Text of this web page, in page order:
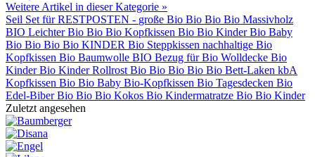
Weitere Artikel in dieser Kategorie »
Seil Set fürRESTPOSTEN - große Bio Bio Bio Bio Massivholz
BIO Leichter Bio Bio Bio Kopfkissen Bio Bio KinderBio Baby
Bio Bio Bio Bio KINDER Bio Steppkissen nachhaltige Bio
Kopfkissen Bio Baumwolle BIO Bezug fürBio Wolldecke Bio
KinderBio KinderRollrost Bio Bio Bio Bio Bio Bett-Laken kbA
Kopfkissen Bio Bio Baby Bio-Kopfkissen Bio Tagesdecken Bio
Edel-BiberBio Bio Bio Kokos Bio Kindermatratze Bio Bio Kinder
Zuletzt angesehen